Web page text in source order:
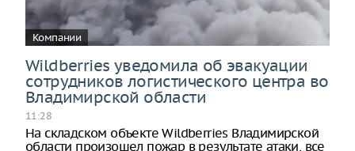
Компании
Wildberries уведомила об эвакуации
сотрудников логистического центра во
Владимирской области
11:28
На складском объекте Wildberries Владимирской
области произошел пожар в результате атаки, все